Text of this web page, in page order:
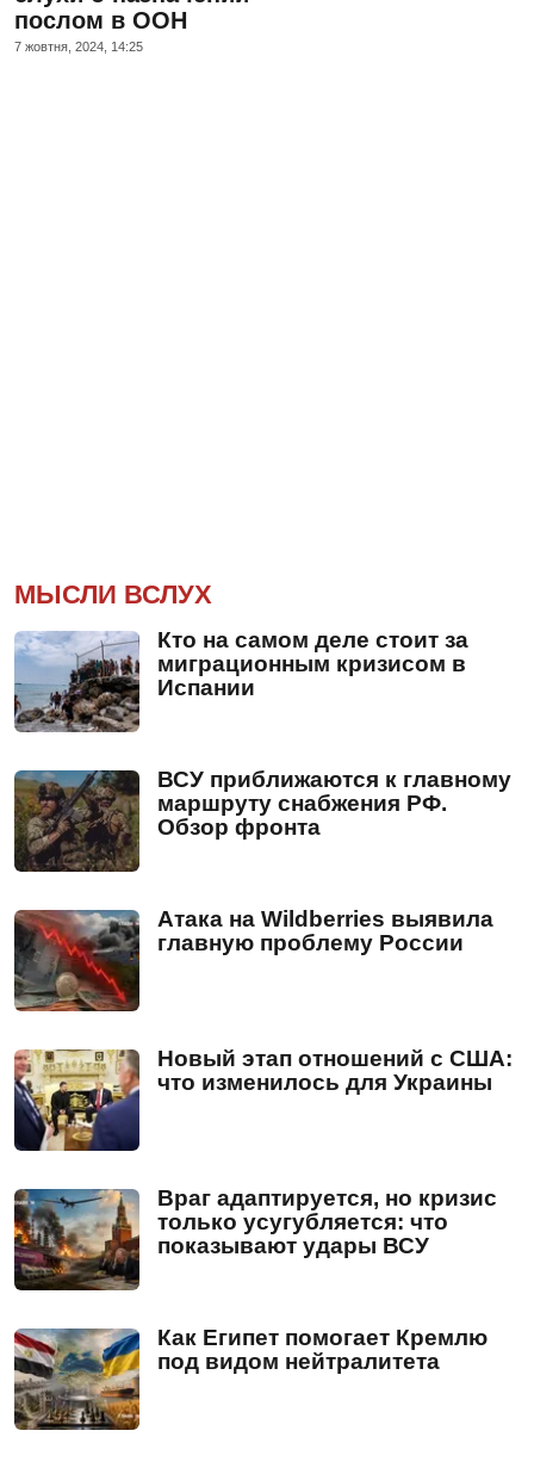
послом в ООН
7 жовтня, 2024, 14:25
МЫСЛИ ВСЛУХ
Кто на самом деле стоит за
миграционным кризисом в
Испании
ВСУ приближаются к главному
маршруту снабжения РФ.
Обзор фронта
Атака на Wildberries выявила
главную проблему России
Новый этап отношений с США:
что изменилось для Украины
Враг адаптируется, но кризис
только усугубляется: что
показывают удары ВСУ
Как Египет помогает Кремлю
под видом нейтралитета